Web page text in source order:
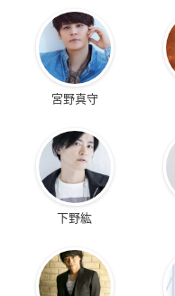
宮野真守
下野紘